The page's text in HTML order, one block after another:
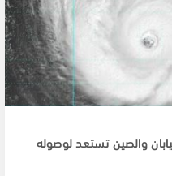
والصين تستعد لوصوله